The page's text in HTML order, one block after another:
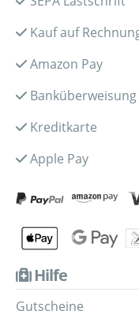
Kauf auf
Amazon Pay
Banküberweisung
Kreditkarte
Apple Pay
Hilfe
Gutscheine